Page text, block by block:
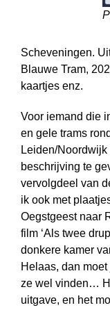
Scheveningen.
Blauwe Tram,
kaartjes enz.
Voor iemand die
en gele trams
Leiden/
beschrijving te
vervolgdeel van
ik ook met
Oegstgeest naar
film ‘Als twee
donkere kamer
Helaas, dan
ze wel vinden…
uitgave, en het